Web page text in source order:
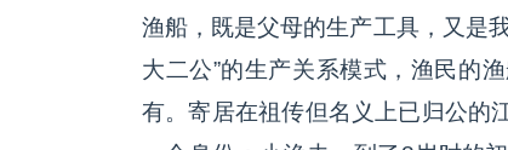
渔船，既是父母的生产工具，又是
大二公”的生产关系模式，渔民的
有。寄居在祖传但名义上已归公的